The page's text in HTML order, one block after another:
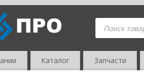
Каталог Запчасти